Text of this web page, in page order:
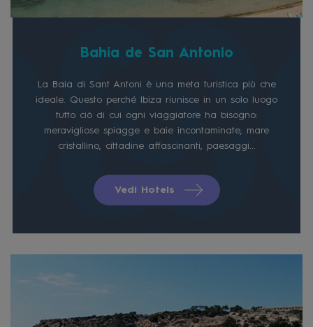
Bahía de San Antonio
La Baia di Sant Antoni è una meta turistica più che
ideale. Questo perché Ibiza riunisce in un solo luogo
tutto ciò di cui ogni viaggiatore ha bisogno:
meravigliose spiagge e baie incontaminate, mare
cristallino, cittadine affascinanti, paesaggi...
Vedi Hotels